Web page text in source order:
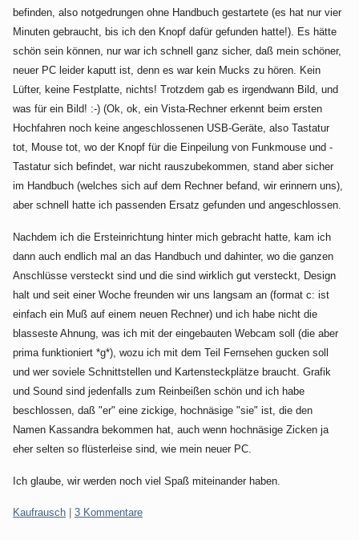
befinden, also notgedrungen ohne Handbuch gestartete (es hat nur vier
Minuten gebraucht, bis ich den Knopf dafür gefunden hatte!). Es hätte
schön sein können, nur war ich schnell ganz sicher, daß mein schöner,
neuer PC leider kaputt ist, denn es war kein Mucks zu hören. Kein
Lüfter, keine Festplatte, nichts! Trotzdem gab es irgendwann Bild, und
was für ein Bild! :-) (Ok, ok, ein Vista-Rechner erkennt beim ersten
Hochfahren noch keine angeschlossenen USB-Geräte, also Tastatur
tot, Mouse tot, wo der Knopf für die Einpeilung von Funkmouse und -
Tastatur sich befindet, war nicht rauszubekommen, stand aber sicher
im Handbuch (welches sich auf dem Rechner befand, wir erinnern uns),
aber schnell hatte ich passenden Ersatz gefunden und angeschlossen.
Nachdem ich die Ersteinrichtung hinter mich gebracht hatte, kam ich
dann auch endlich mal an das Handbuch und dahinter, wo die ganzen
Anschlüsse versteckt sind und die sind wirklich gut versteckt, Design
halt und seit einer Woche freunden wir uns langsam an (format c: ist
einfach ein Muß auf einem neuen Rechner) und ich habe nicht die
blasseste Ahnung, was ich mit der eingebauten Webcam soll (die aber
prima funktioniert *g*), wozu ich mit dem Teil Fernsehen gucken soll
und wer soviele Schnittstellen und Kartensteckplätze braucht. Grafik
und Sound sind jedenfalls zum Reinbeißen schön und ich habe
beschlossen, daß "er" eine zickige, hochnäsige "sie" ist, die den
Namen Kassandra bekommen hat, auch wenn hochnäsige Zicken ja
eher selten so flüsterleise sind, wie mein neuer PC.
Ich glaube, wir werden noch viel Spaß miteinander haben.
Kategorien:
Kaufrausch 3 Kommentare